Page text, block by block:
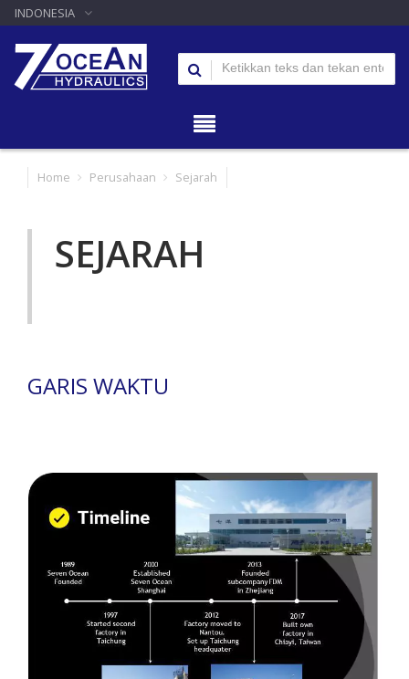
INDONESIA
Home Perusahaan Sejarah
SEJARAH
GARIS WAKTU